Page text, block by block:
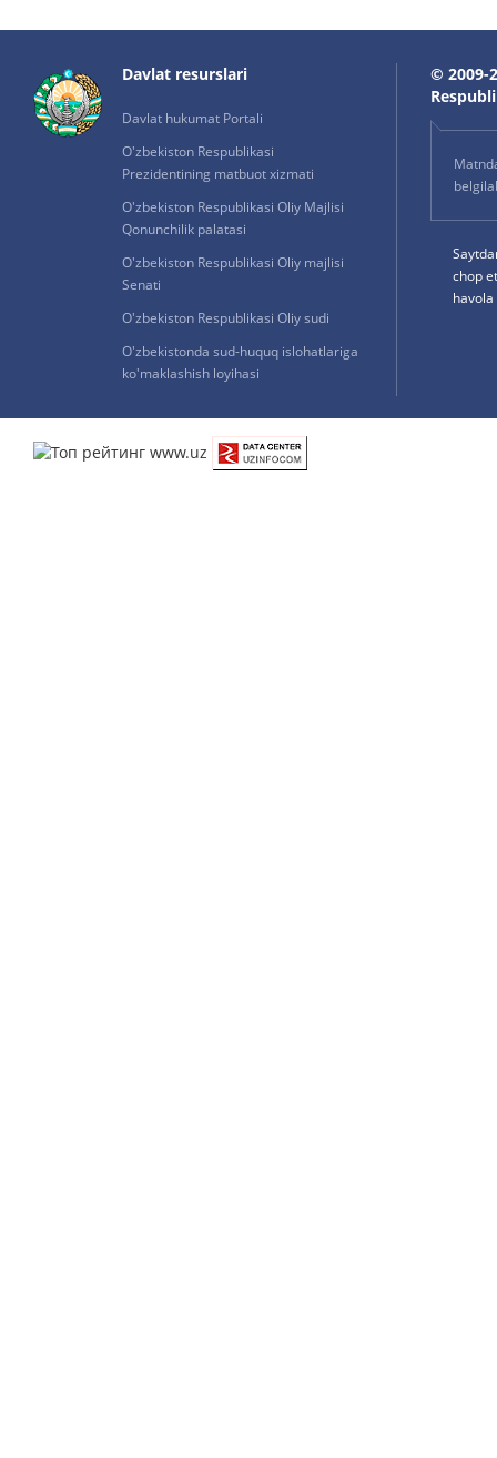
Davlat resurslari
Davlat hukumat Portali
O'zbekiston Respublikasi
Prezidentining matbuot xizmati
O'zbekiston Respublikasi Oliy Majlisi
Qonunchilik palatasi
O'zbekiston Respublikasi Oliy majlisi
Senati
O'zbekiston Respublikasi Oliy sudi
O'zbekistonda sud-huquq islohatlariga
ko'maklashish loyihasi
© 2009-
chop